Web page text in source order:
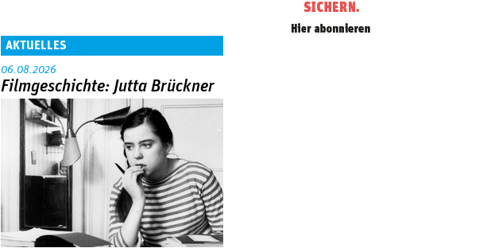
AKTUELLES
06.08.2026
Filmgeschichte: Jutta Brückner